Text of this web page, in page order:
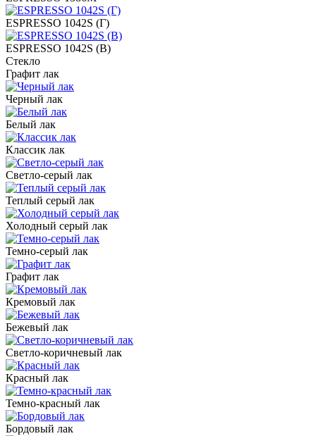
ESPRESSO 1042S (Г)
ESPRESSO 1042S (В)
Стекло
Графит лак
Черный лак
Белый лак
Классик лак
Светло-серый лак
Теплый серый лак
Холодный серый лак
Темно-серый лак
Графит лак
Кремовый лак
Бежевый лак
Светло-коричневый лак
Красный лак
Темно-красный лак
Бордовый лак